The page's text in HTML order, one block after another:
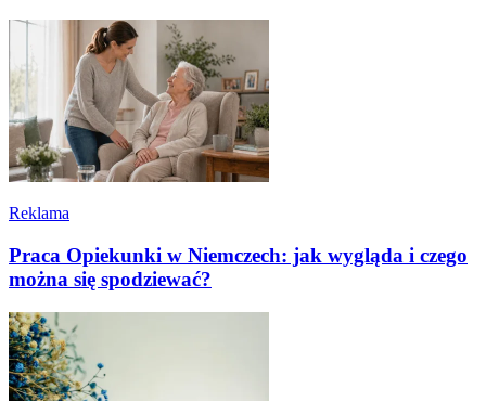
Reklama
Praca Opiekunki w Niemczech: jak wygląda i czego
można się spodziewać?